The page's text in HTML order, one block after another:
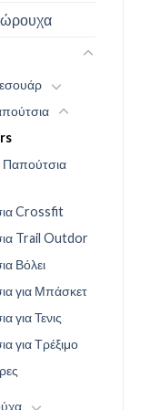
Παπούτσια
Crossfit
Trail Outdor
Βόλει
για Μπάσκετ
για Τενις
για Τρέξιμο